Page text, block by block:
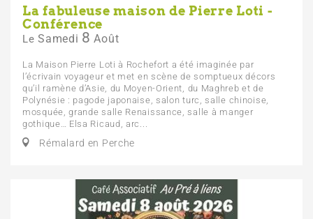
La fabuleuse maison de Pierre Loti -
Conférence
Le Samedi 8 Août
La Maison Pierre Loti à Rochefort a été imaginée par
l’écrivain voyageur et met en scène de somptueux décors
qu’il ramène d’Asie, du Moyen-Orient, du Maghreb et de
Polynésie : pagode japonaise, salon turc, salle chinoise,
mosquée, grande salle Renaissance, salle à manger
gothique… Elsa Ricaud, arc...
Rémalard en Perche